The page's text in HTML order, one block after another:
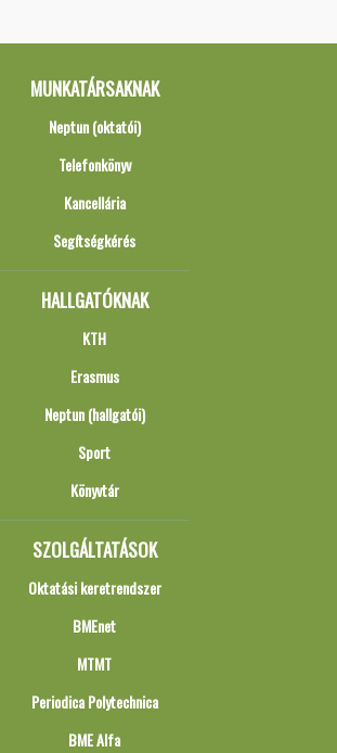
MUNKATÁRSAKNAK
Neptun (oktatói)
Telefonkönyv
Kancellária
Segítségkérés
HALLGATÓKNAK
KTH
Erasmus
Neptun (hallgatói)
Sport
Könyvtár
SZOLGÁLTATÁSOK
Oktatási keretrendszer
BMEnet
MTMT
Periodica Polytechnica
BME Alfa